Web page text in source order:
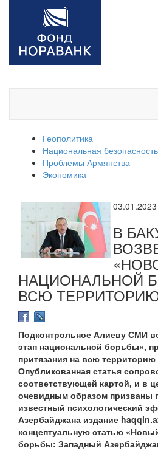
Геополитика
Национальная безопасность
Проблемы Армянства
Экономика
03.01.2023
В
НАЦИОНАЛЬНОЙ
ВСЮ
Подконтрольное Алиеву СМИ
этап национальной борьбы»,
притязания на всю
Опубликованная статья
соответствующей картой, и в
очевидным образом призваны
известный психологический
Азербайджана издание
концептуальную статью
борьбы: Западный